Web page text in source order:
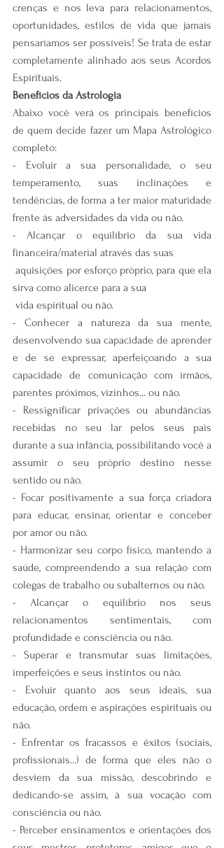
crenças e nos leva para relacionamentos,
oportunidades, estilos de vida que jamais
pensaríamos ser possíveis! Se trata de estar
completamente alinhado aos seus Acordos
Espirituais.
Benefícios da Astrologia
Abaixo você verá os principais benefícios
de quem decide fazer um Mapa Astrológico
completo:
- Evoluir a sua personalidade, o seu
temperamento, suas inclinações e
tendências, de forma a ter maior maturidade
frente às adversidades da vida ou não.
- Alcançar o equilíbrio da sua vida
financeira/material através das suas
aquisições por esforço próprio, para que ela
sirva como alicerce para a sua
vida espiritual ou não.
- Conhecer a natureza da sua mente,
desenvolvendo sua capacidade de aprender
e de se expressar, aperfeiçoando a sua
capacidade de comunicação com irmãos,
parentes próximos, vizinhos... ou não.
- Ressignificar privações ou abundâncias
recebidas no seu lar pelos seus pais
durante a sua infância, possibilitando você a
assumir o seu próprio destino nesse
sentido ou não.
- Focar positivamente a sua força criadora
para educar, ensinar, orientar e conceber
por amor ou não.
- Harmonizar seu corpo físico, mantendo a
saúde, compreendendo a sua relação com
colegas de trabalho ou subalternos ou não.
- Alcançar o equilíbrio nos seus
relacionamentos sentimentais, com
profundidade e consciência ou não.
- Superar e transmutar suas limitações,
imperfeições e seus instintos ou não.
- Evoluir quanto aos seus ideais, sua
educação, ordem e aspirações espirituais ou
não.
- Enfrentar os fracassos e êxitos (sociais,
profissionais...) de forma que eles não o
desviem da sua missão, descobrindo e
dedicando-se assim, à sua vocação com
consciência ou não.
- Perceber ensinamentos e orientações dos